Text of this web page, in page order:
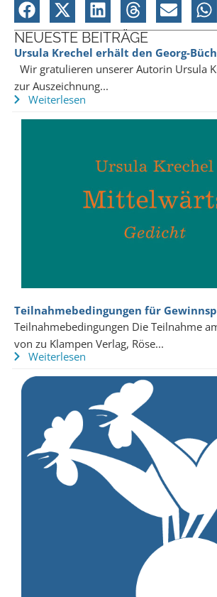
NEUESTE BEITRÄGE
Ursula Krechel erhält den Georg-
Wir gratulieren unserer Autorin Ursula
zur Auszeichnung...
Weiterlesen
Teilnahmebedingungen für
Teilnahmebedingungen Die Teilnahme
von zu Klampen Verlag, Röse...
Weiterlesen